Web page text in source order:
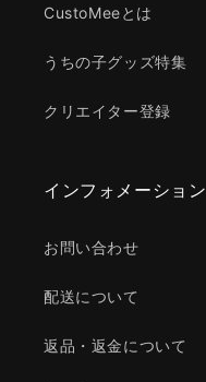
CustoMeeとは
うちの子グッズ特集
クリエイター登録
インフォメーション
お問い合わせ
配送について
返品・返金について